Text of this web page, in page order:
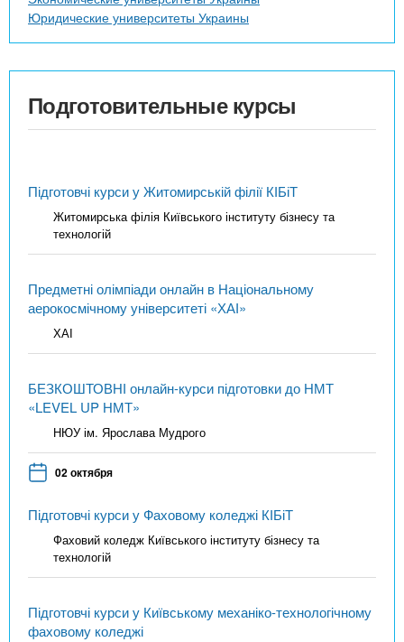
Юридические университеты Украины
Подготовительные курсы
Підготовчі курси у Житомирській філії КІБіТ
Житомирська філія Київського інституту бізнесу та
технологій
Предметні олімпіади онлайн в Національному
аерокосмічному університеті «ХАІ»
ХАІ
БЕЗКОШТОВНІ онлайн-курси підготовки до НМТ
«LEVEL UP НМТ»
НЮУ ім. Ярослава Мудрого
02 октября
Підготовчі курси у Фаховому коледжі КІБіТ
Фаховий коледж Київського інституту бізнесу та
технологій
Підготовчі курси у Київському механіко-технологічному
фаховому коледжі